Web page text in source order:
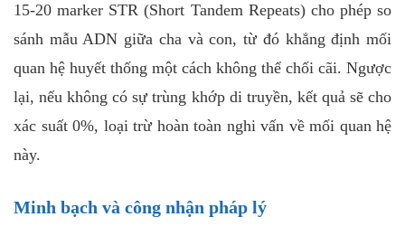
15-20 marker STR (Short Tandem Repeats) cho phép so
sánh mẫu ADN giữa cha và con, từ đó khẳng định mối
quan hệ huyết thống một cách không thể chối cãi. Ngược
lại, nếu không có sự trùng khớp di truyền, kết quả sẽ cho
xác suất 0%, loại trừ hoàn toàn nghi vấn về mối quan hệ
này.
Minh bạch và công nhận pháp lý